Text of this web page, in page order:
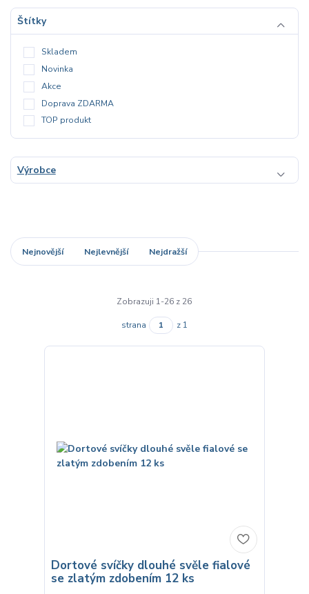
Štítky
Skladem
Novinka
Akce
Doprava ZDARMA
TOP produkt
Výrobce
Nejnovější Nejlevnější Nejdražší
Zobrazuji 1-26 z 26
strana z 1
Dortové svíčky dlouhé svěle fialové
se zlatým zdobením 12 ks